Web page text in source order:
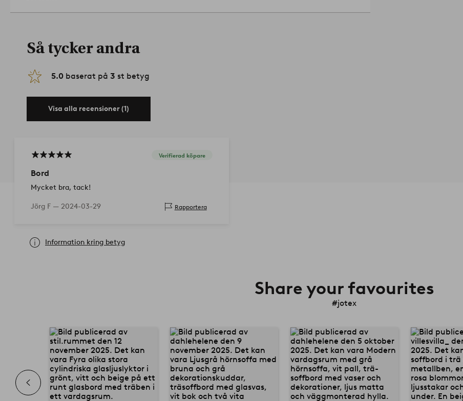
Så tycker andra
5.0 baserat på 3 st betyg
Visa alla recensioner (1)
Verifierad köpare
Bord
Mycket bra, tack!
Jörg F — 2024-03-29 Rapportera
Information kring betyg
Share your favourites
#jotex